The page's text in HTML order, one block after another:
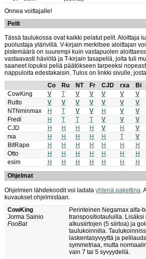
Onnea voittajalle!
Pelit
Tässä taulukossa ovat kaikki pelatut pelit. Aloittaja
puolustaja ylärivillä. V-kirjain merkitsee aloittajan
pistemäärä on suurempi kuin vastapuolen
vastaavasti häviötä ja T-kirjain tasapeliä, joita tuli
saaneet lopuksi peliä päätökseen tarpeeksi
nappuloita edestakaisin. Tulos on linkki sivulle,
Co
Ru NT Fr CJD rxa Bi
CowKing
V T V V V V V
Rutto
V V V V V V V
NTNminmax
H T V V H V V
Fredi
H T T T V V V
CJD
H H H H V H V
rxa
H H H H H T V
BitRape
H H H H H H H
Otto
H H H H H H H
esim
H H H H H H H
Ohjelmat
Ohjelmien lähdekoodit voi ladata yhtenä pakettina .
kuvaukset ohjelmistaan.
CowKing
Jorma Sainio
FooBat
Perinteinen Negamax alfa-
transpositiotauluilla. Lisäksi
alkusiirtojen (5 siirtoa) ja
taulukoinnilla.
laskentasyvyyttä ja
symmetriaa, mutta
vain 7 tai 5 syvyydellä.